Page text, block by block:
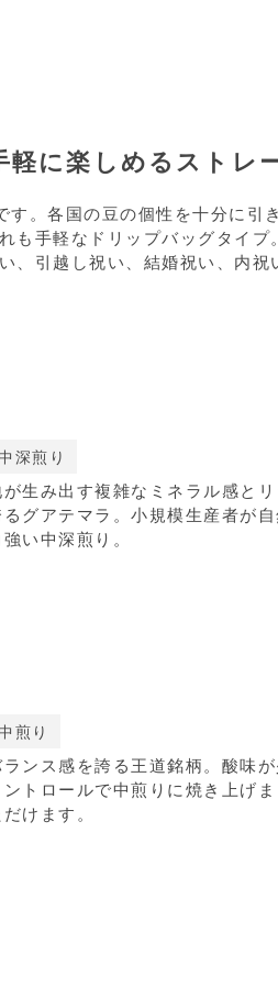
に楽しめるストレ
。各国の豆の個性を十分に
も手軽なドリップバッグタイ
引越し祝い、結婚祝い、内祝
深煎り
生み出す複雑なミネラル感と
グアテマラ。小規模生産者が
い中深煎り。
煎り
ンス感を誇る王道銘柄。酸味
トロールで中煎りに焼き上げ
けます。